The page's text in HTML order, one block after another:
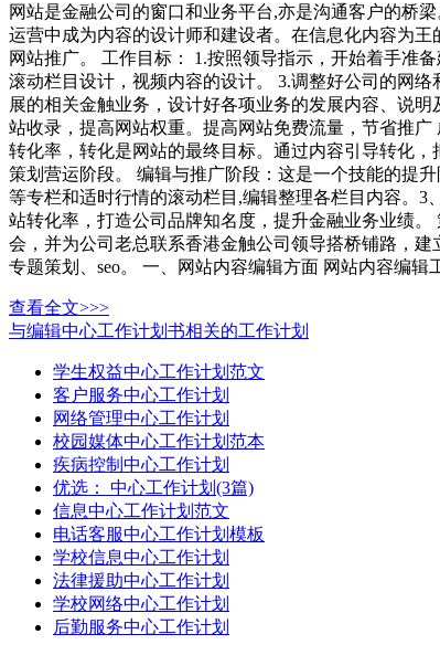
网站是金融公司的窗口和业务平台,亦是沟通客户的桥
运营中成为内容的设计师和建设者。在信息化内容为
网站推广。 工作目标： 1.按照领导指示，开始着手准
滚动栏目设计，视频内容的设计。 3.调整好公司的网
展的相关金触业务，设计好各项业务的发展内容、说
站收录，提高网站权重。提高网站免费流量，节省推
转化率，转化是网站的最终目标。通过内容引导转化
策划营运阶段。 编辑与推广阶段：这是一个技能的提
等专栏和适时行情的滚动栏目,编辑整理各栏目内容。3
站转化率，打造公司品牌知名度，提升金融业务业绩
会，并为公司老总联系香港金触公司领导搭桥铺路，
专题策划、seo。 一、网站内容编辑方面 网站内容编辑
查看全文>>>
与编辑中心工作计划书相关的工作计划
学生权益中心工作计划范文
客户服务中心工作计划
网络管理中心工作计划
校园媒体中心工作计划范本
疾病控制中心工作计划
优选： 中心工作计划(3篇)
信息中心工作计划范文
电话客服中心工作计划模板
学校信息中心工作计划
法律援助中心工作计划
学校网络中心工作计划
后勤服务中心工作计划